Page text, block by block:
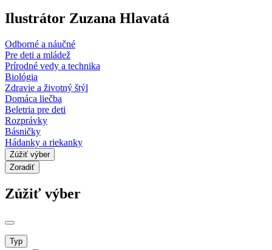
Ilustrátor Zuzana Hlavatá
Odborné a náučné
Pre deti a mládež
Prírodné vedy a technika
Biológia
Zdravie a životný štýl
Domáca liečba
Beletria pre deti
Rozprávky
Básničky
Hádanky a riekanky
Zúžiť výber
Zoradiť
Zúžiť výber
Typ